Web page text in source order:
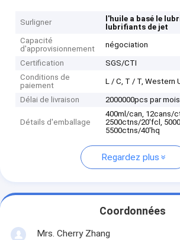
Surligner l'huile a basé le
lubrifiants de jet
Capacité
d'approvisionnement
négociation
Certification
SGS/CTI
Conditions de
paiement
L / C, T / T, Western
Délai de livraison 2000000pcs par mois
Détails d'emballage
400ml/can, 12cans/
2500ctns/20'fcl,
5500ctns/40'hq
Regardez plus
Coordonnées
Mrs. Cherry Zhang